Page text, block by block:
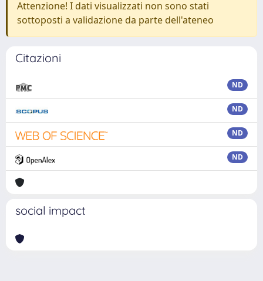
Attenzione! I dati visualizzati non sono stati
sottoposti a validazione da parte dell'ateneo
Citazioni
ND
ND
ND
ND
social impact